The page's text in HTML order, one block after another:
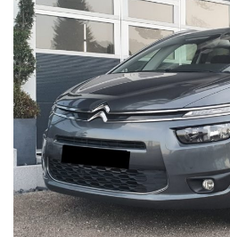
QUI SOMMES-
NOUS?
POLITIQUE DE
CONFIDENTIALITÉ